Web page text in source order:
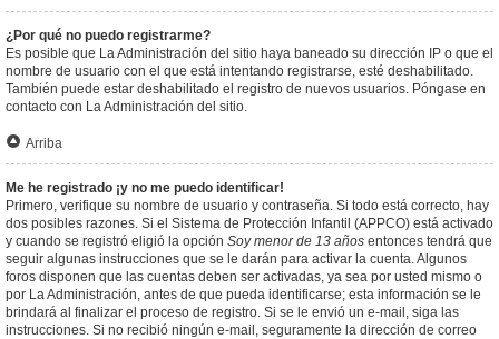
¿Por qué no puedo registrarme?
Es posible que La Administración del sitio haya baneado su dirección IP o que el
nombre de usuario con el que está intentando registrarse, esté deshabilitado.
También puede estar deshabilitado el registro de nuevos usuarios. Póngase en
contacto con La Administración del sitio.
Arriba
Me he registrado ¡y no me puedo identificar!
Primero, verifique su nombre de usuario y contraseña. Si todo está correcto, hay
dos posibles razones. Si el Sistema de Protección Infantil (APPCO) está activado
y cuando se registró eligió la opción Soy menor de 13 años entonces tendrá que
seguir algunas instrucciones que se le darán para activar la cuenta. Algunos
foros disponen que las cuentas deben ser activadas, ya sea por usted mismo o
por La Administración, antes de que pueda identificarse; esta información se le
brindará al finalizar el proceso de registro. Si se le envió un e-mail, siga las
instrucciones. Si no recibió ningún e-mail, seguramente la dirección de correo